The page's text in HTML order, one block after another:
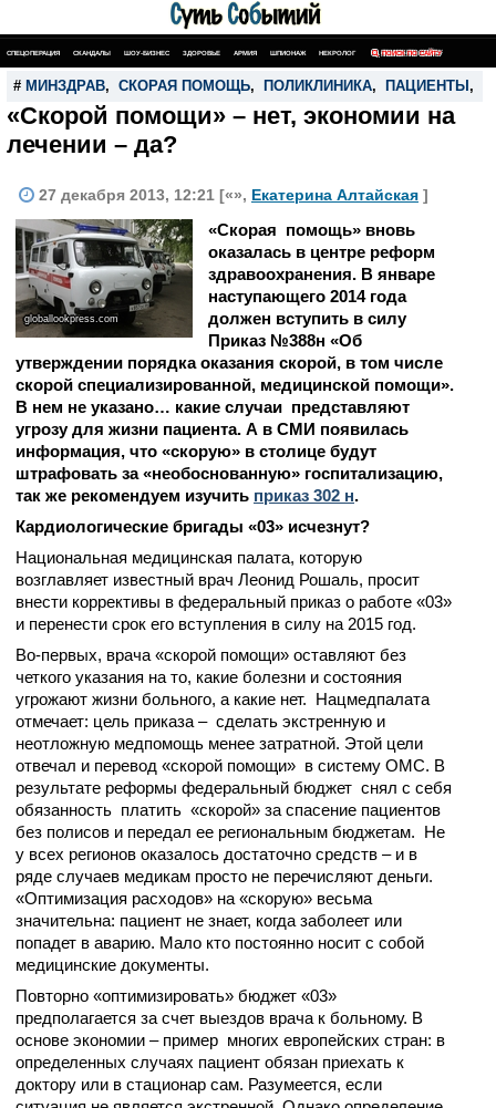
СПЕЦОПЕРАЦИЯ СКАНДАЛЫ ШОУ-БИЗНЕС ЗДОРОВЬЕ АРМИЯ ШПИОНАЖ НЕКРОЛОГ ПОИСК ПО САЙТУ
# МИНЗДРАВ, СКОРАЯ ПОМОЩЬ, ПОЛИКЛИНИКА, ПАЦИЕНТЫ ,
«Скорой помощи» – нет, экономии на
лечении – да?
27 декабря 2013, 12:21 [«», Екатерина Алтайская ]
globallookpress.com
«Скорая помощь» вновь
оказалась в центре реформ
здравоохранения. В январе
наступающего 2014 года
должен вступить в силу
Приказ №388н «Об
утверждении порядка оказания скорой, в том числе
скорой специализированной, медицинской помощи».
В нем не указано… какие случаи представляют
угрозу для жизни пациента. А в СМИ появилась
информация, что «скорую» в столице будут
штрафовать за «необоснованную» госпитализацию,
так же рекомендуем изучить приказ 302 н.
Кардиологические бригады «03» исчезнут?
Национальная медицинская палата, которую
возглавляет известный врач Леонид Рошаль, просит
внести коррективы в федеральный приказ о работе «03»
и перенести срок его вступления в силу на 2015 год.
Во-первых, врача «скорой помощи» оставляют без
четкого указания на то, какие болезни и состояния
угрожают жизни больного, а какие нет. Нацмедпалата
отмечает: цель приказа – сделать экстренную и
неотложную медпомощь менее затратной. Этой цели
отвечал и перевод «скорой помощи» в систему ОМС. В
результате реформы федеральный бюджет снял с себя
обязанность платить «скорой» за спасение пациентов
без полисов и передал ее региональным бюджетам. Не
у всех регионов оказалось достаточно средств – и в
ряде случаев медикам просто не перечисляют деньги.
«Оптимизация расходов» на «скорую» весьма
значительна: пациент не знает, когда заболеет или
попадет в аварию. Мало кто постоянно носит с собой
медицинские документы.
Повторно «оптимизировать» бюджет «03»
предполагается за счет выездов врача к больному. В
основе экономии – пример многих европейских стран: в
определенных случаях пациент обязан приехать к
доктору или в стационар сам. Разумеется, если